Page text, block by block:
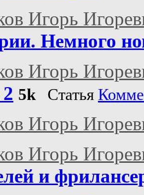
Игорь
Немного
Игорь
5kСтатья
Игорь
Игорь
и